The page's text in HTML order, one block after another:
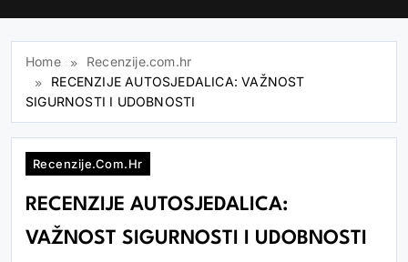
Home
Recenzije.com.hr
RECENZIJE AUTOSJEDALICA: VAŽNOST
SIGURNOSTI I UDOBNOSTI
Recenzije.com.hr
RECENZIJE AUTOSJEDALICA:
VAŽNOST SIGURNOSTI I UDOBNOSTI